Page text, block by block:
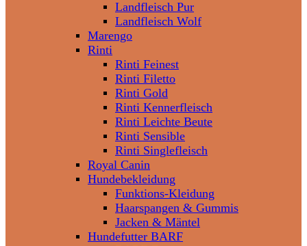
Landfleisch Pur
Landfleisch Wolf
Marengo
Rinti
Rinti Feinest
Rinti Filetto
Rinti Gold
Rinti Kennerfleisch
Rinti Leichte Beute
Rinti Sensible
Rinti Singlefleisch
Royal Canin
Hundebekleidung
Funktions-Kleidung
Haarspangen & Gummis
Jacken & Mäntel
Hundefutter BARF